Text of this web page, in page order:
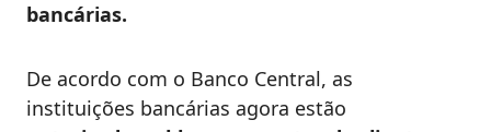
bancárias.
De acordo com o Banco Central, as
instituições bancárias agora estão